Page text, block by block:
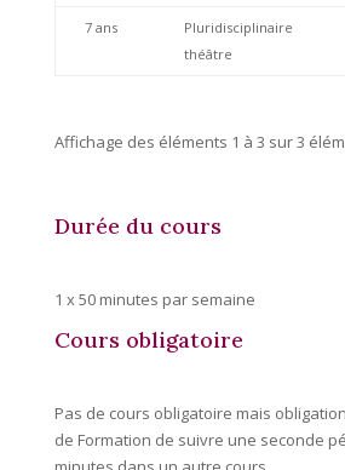
7 ans
Pluridisciplinaire
théâtre
Affichage des éléments 1 à 3 sur 3
Durée du cours
1 x 50 minutes par semaine
Cours obligatoire
Pas de cours obligatoire mais
de Formation de suivre une seconde